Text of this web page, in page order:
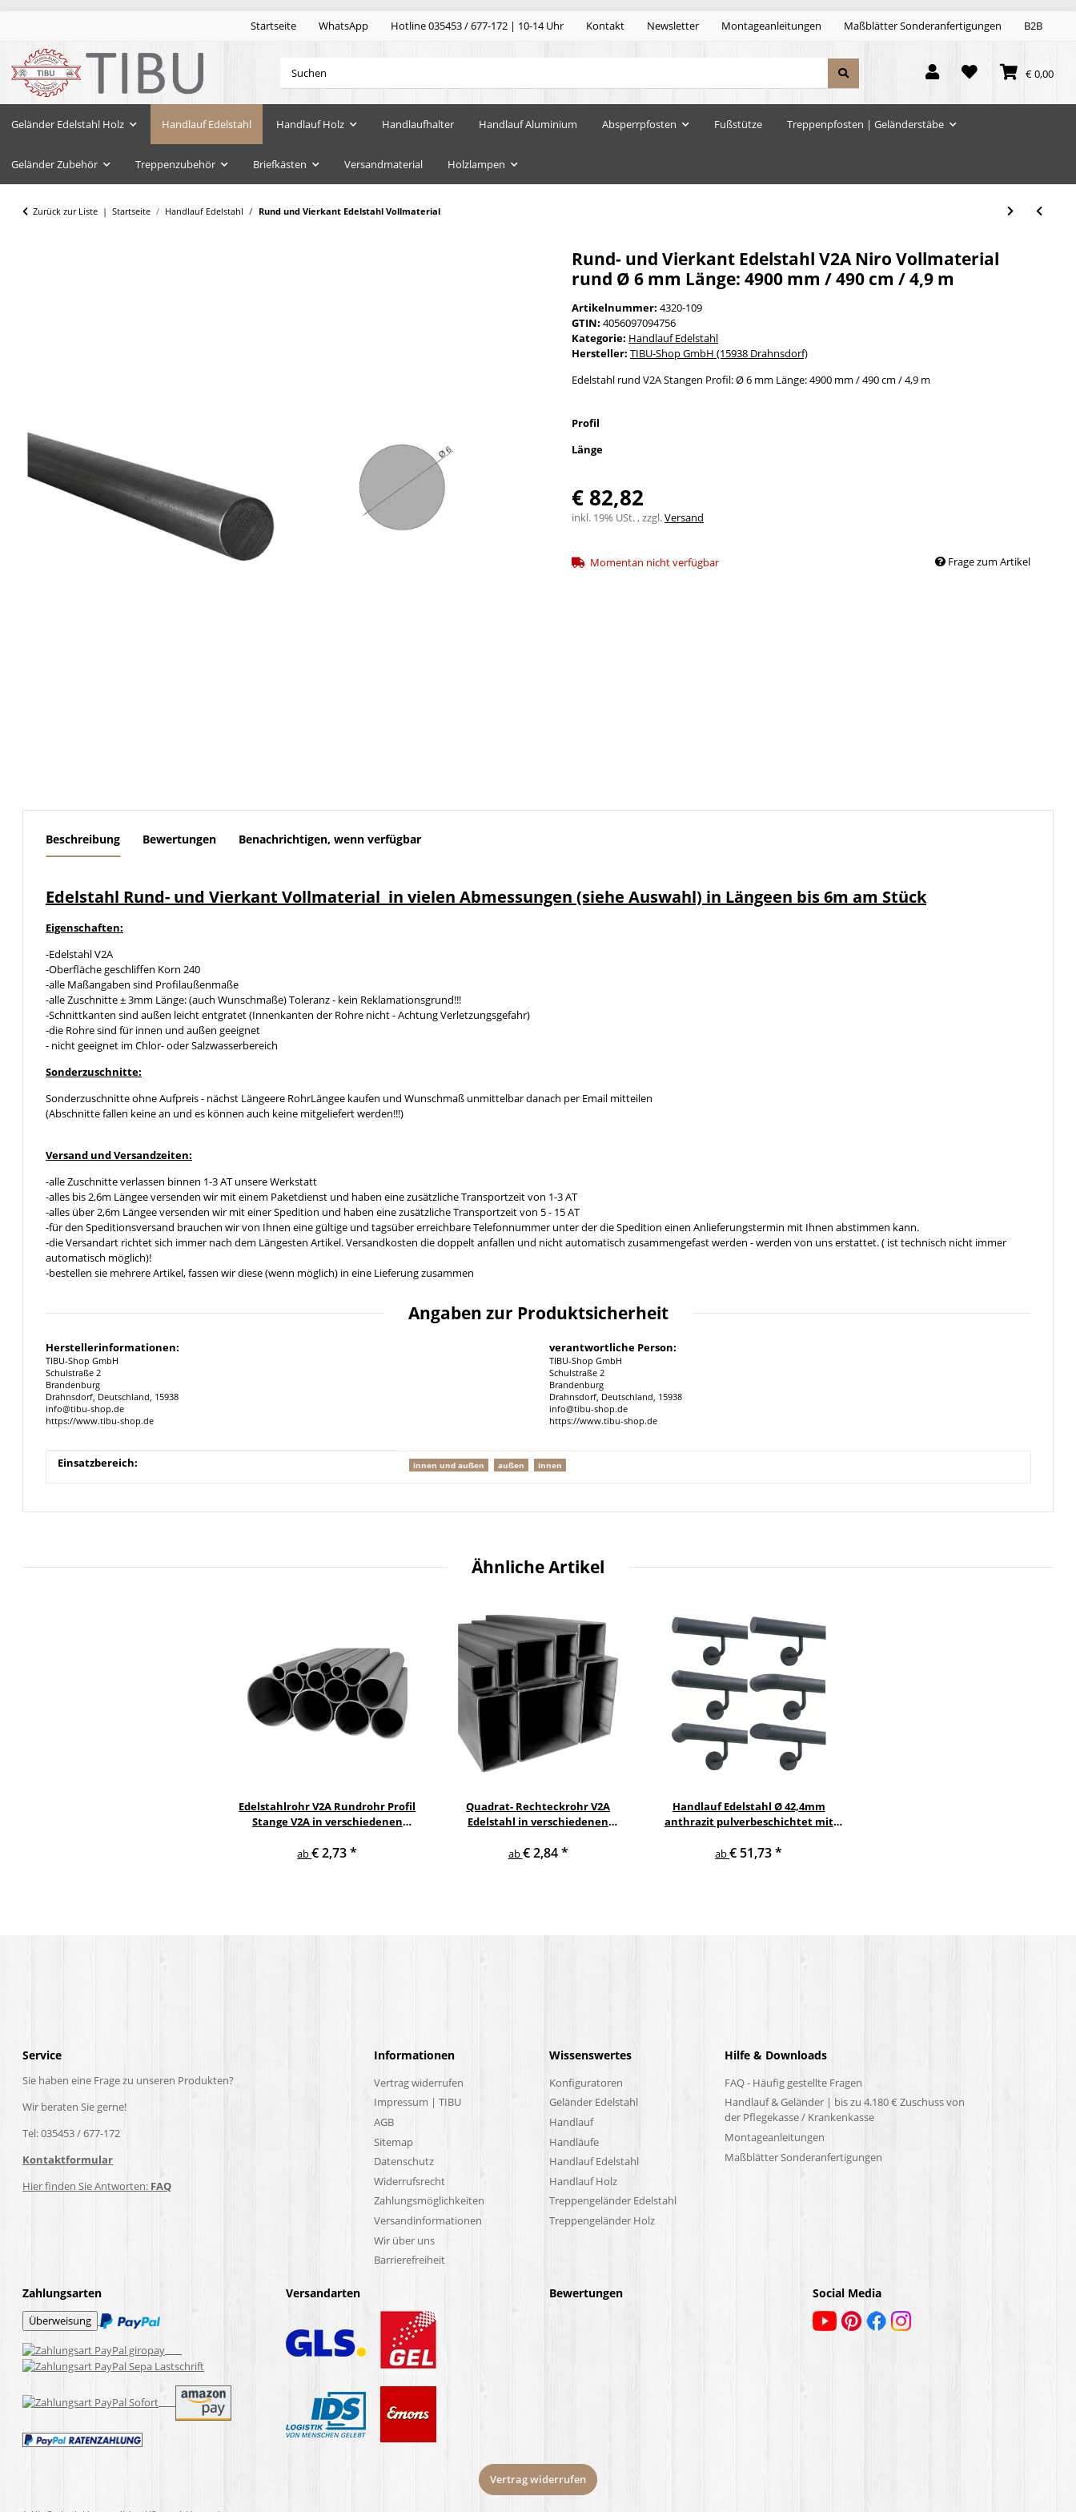
Startseite WhatsApp Hotline 035453 / 677-172 | 10-14 Uhr Kontakt Newsletter Montageanleitungen Maßblätter Sonderanfertigungen B2B
€ 0,00
Geländer Edelstahl Holz Handlauf Edelstahl Handlauf Holz Handlaufhalter Handlauf Aluminium Absperrpfosten Fußstütze Treppenpfosten | Geländerstäbe
Geländer Zubehör Treppenzubehör Briefkästen Versandmaterial Holzlampen
Zurück zur Liste Startseite Handlauf Edelstahl Rund und Vierkant Edelstahl Vollmaterial
Rund- und Vierkant Edelstahl V2A Niro Vollmaterial
rund Ø 6 mm Länge: 4900 mm / 490 cm / 4,9 m
Artikelnummer: 4320-109
GTIN: 4056097094756
Kategorie: Handlauf Edelstahl
Hersteller: TIBU-Shop GmbH (15938 Drahnsdorf)
Edelstahl rund V2A Stangen Profil: Ø 6 mm Länge: 4900 mm / 490 cm / 4,9 m
Profil
Länge
€ 82,82
inkl. 19% USt. , zzgl.Versand
Momentan nicht verfügbar Frage zum Artikel
Beschreibung Bewertungen Benachrichtigen, wenn verfügbar
Edelstahl Rund- und Vierkant Vollmaterial in vielen Abmessungen (siehe Auswahl) in Längeen bis 6m am Stück
Eigenschaften:
-Edelstahl V2A
-Oberfläche geschliffen Korn 240
-alle Maßangaben sind Profilaußenmaße
-alle Zuschnitte ± 3mm Länge: (auch Wunschmaße) Toleranz - kein Reklamationsgrund!!!
-Schnittkanten sind außen leicht entgratet (Innenkanten der Rohre nicht - Achtung Verletzungsgefahr)
-die Rohre sind für innen und außen geeignet
- nicht geeignet im Chlor- oder Salzwasserbereich
Sonderzuschnitte:
Sonderzuschnitte ohne Aufpreis - nächst Längeere RohrLängee kaufen und Wunschmaß unmittelbar danach per Email mitteilen
(Abschnitte fallen keine an und es können auch keine mitgeliefert werden!!!)
Versand und Versandzeiten:
-alle Zuschnitte verlassen binnen 1-3 AT unsere Werkstatt
-alles bis 2,6m Längee versenden wir mit einem Paketdienst und haben eine zusätzliche Transportzeit von 1-3 AT
-alles über 2,6m Längee versenden wir mit einer Spedition und haben eine zusätzliche Transportzeit von 5 - 15 AT
-für den Speditionsversand brauchen wir von Ihnen eine gültige und tagsüber erreichbare Telefonnummer unter der die Spedition einen Anlieferungstermin mit Ihnen abstimmen kann.
-die Versandart richtet sich immer nach dem Längesten Artikel. Versandkosten die doppelt anfallen und nicht automatisch zusammengefast werden - werden von uns erstattet. ( ist technisch nicht immer
automatisch möglich)!
-bestellen sie mehrere Artikel, fassen wir diese (wenn möglich) in eine Lieferung zusammen
Angaben zur Produktsicherheit
Herstellerinformationen:
TIBU-Shop GmbH
Schulstraße 2
Brandenburg
Drahnsdorf, Deutschland, 15938
info@tibu-shop.de
https://www.tibu-shop.de
verantwortliche Person:
TIBU-Shop GmbH
Schulstraße 2
Brandenburg
Drahnsdorf, Deutschland, 15938
info@tibu-shop.de
https://www.tibu-shop.de
Produkteigenschaft
Wert
Einsatzbereich: innen und außen außen innen
Ähnliche Artikel
Edelstahlrohr V2A Rundrohr Profil
Stange V2A in verschiedenen
ab€ 2,73*
Quadrat- Rechteckrohr V2A
Edelstahl in verschiedenen
am Stück
ab€ 2,84*
Handlauf Edelstahl Ø 42,4mm
anthrazit pulverbeschichtet mit
Edelstahlhalter
ab€ 51,73*
Service
Sie haben eine Frage zu unseren Produkten?
Wir beraten Sie gerne!
Tel: 035453 / 677-172
Kontaktformular
Hier finden Sie Antworten: FAQ
Informationen
Vertrag widerrufen
Impressum | TIBU
AGB
Sitemap
Datenschutz
Widerrufsrecht
Zahlungsmöglichkeiten
Versandinformationen
Wir über uns
Barrierefreiheit
Wissenswertes
Konfiguratoren
Geländer Edelstahl
Handlauf
Handläufe
Handlauf Edelstahl
Handlauf Holz
Treppengeländer Edelstahl
Treppengeländer Holz
Hilfe & Downloads
FAQ - Häufig gestellte Fragen
Handlauf & Geländer | bis zu 4.180 € Zuschuss von
der Pflegekasse / Krankenkasse
Montageanleitungen
Maßblätter Sonderanfertigungen
Zahlungsarten Versandarten Bewertungen Social Media
Vertrag widerrufen